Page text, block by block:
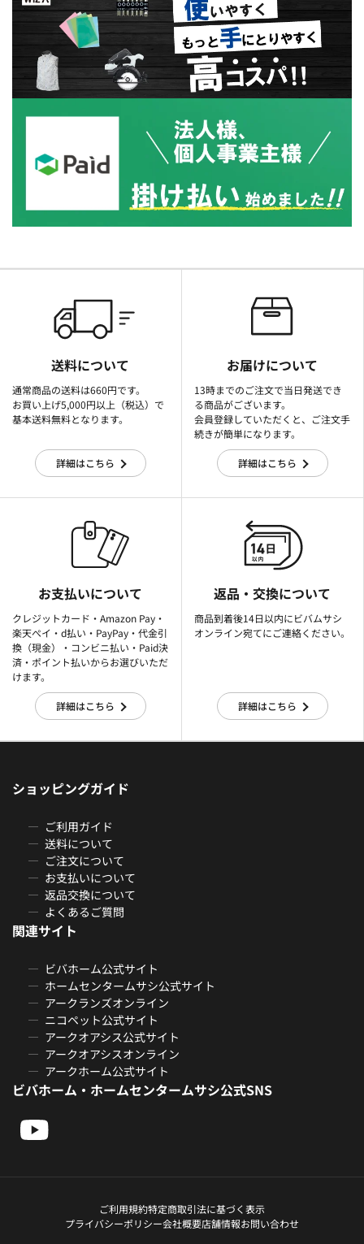
送料について
通常商品の送料は660円です。
お買い上げ5,000円以上（税込）で
基本送料無料となります。
詳細はこちら
お届けについて
13時までのご注文で当日発送でき
る商品がございます。
会員登録していただくと、ご注文手
続きが簡単になります。
詳細はこちら
お支払いについて
クレジットカード・Amazon Pay・
楽天ぺイ・d払い・PayPay・代金引
換（現金）・コンビニ払い・Paid決
済・ポイント払いからお選びいただ
けます。
詳細はこちら
返品・交換について
商品到着後14日以内にビバムサシ
オンライン宛てにご連絡ください。
詳細はこちら
ショッピングガイド
ご利用ガイド
送料について
ご注文について
お支払いについて
返品交換について
よくあるご質問
関連サイト
ビバホーム公式サイト
ホームセンタームサシ公式サイト
アークランズオンライン
ニコペット公式サイト
アークオアシス公式サイト
アークオアシスオンライン
アークホーム公式サイト
ビバホーム・ホームセンタームサシ公式SNS
ご利用規約特定商取引法に基づく表示
プライバシーポリシー会社概要店舗情報お問い合わせ